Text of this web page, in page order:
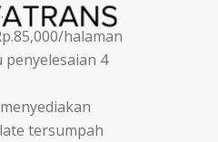
halaman
4
tersumpah